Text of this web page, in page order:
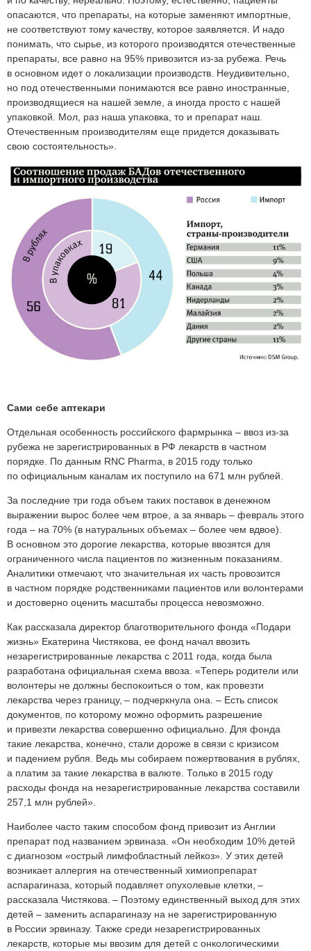
опасаются, что препараты, на которые заменяют импортные,
не соответствуют тому качеству, которое заявляется. И надо
понимать, что сырье, из которого производятся отечественные
препараты, все равно на 95% привозится из-за рубежа. Речь
в основном идет о локализации производств. Неудивительно,
но под отечественными понимаются все равно иностранные,
производящиеся на нашей земле, а иногда просто с нашей
упаковкой. Мол, раз наша упаковка, то и препарат наш.
Отечественным производителям еще придется доказывать
свою состоятельность».
Сами себе аптекари
Отдельная особенность российского фармрынка – ввоз из-за
рубежа не зарегистрированных в РФ лекарств в частном
порядке. По данным RNC Pharma, в 2015 году только
по официальным каналам их поступило на 671 млн рублей.
За последние три года объем таких поставок в денежном
выражении вырос более чем втрое, а за январь – февраль этого
года – на 70% (в натуральных объемах – более чем вдвое).
В основном это дорогие лекарства, которые ввозятся для
ограниченного числа пациентов по жизненным показаниям.
Аналитики отмечают, что значительная их часть провозится
в частном порядке родственниками пациентов или волонтерами
и достоверно оценить масштабы процесса невозможно.
Как рассказала директор благотворительного фонда «Подари
жизнь» Екатерина Чистякова, ее фонд начал ввозить
незарегистрированные лекарства с 2011 года, когда была
разработана официальная схема ввоза. «Теперь родители или
волонтеры не должны беспокоиться о том, как провезти
лекарства через границу, – подчеркнула она. – Есть список
документов, по которому можно оформить разрешение
и привезти лекарства совершенно официально. Для фонда
такие лекарства, конечно, стали дороже в связи с кризисом
и падением рубля. Ведь мы собираем пожертвования в рублях,
а платим за такие лекарства в валюте. Только в 2015 году
расходы фонда на незарегистрированные лекарства составили
257,1 млн рублей».
Наиболее часто таким способом фонд привозит из Англии
препарат под названием эрвиназа. «Он необходим 10% детей
с диагнозом «острый лимфобластный лейкоз». У этих детей
возникает аллергия на отечественный химиопрепарат
аспарагиназа, который подавляет опухолевые клетки, –
рассказала Чистякова. – Поэтому единственный выход для этих
детей – заменить аспарагиназу на не зарегистрированную
в России эрвиназу. Также среди незарегистрированных
лекарств, которые мы ввозим для детей с онкологическими